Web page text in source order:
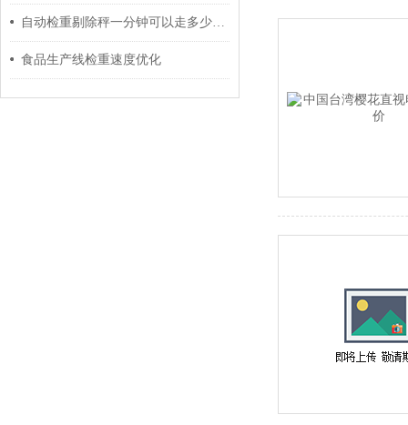
自动检重剔除秤一分钟可以走多少件？巨鼎天衡工程师为您解答
食品生产线检重速度优化